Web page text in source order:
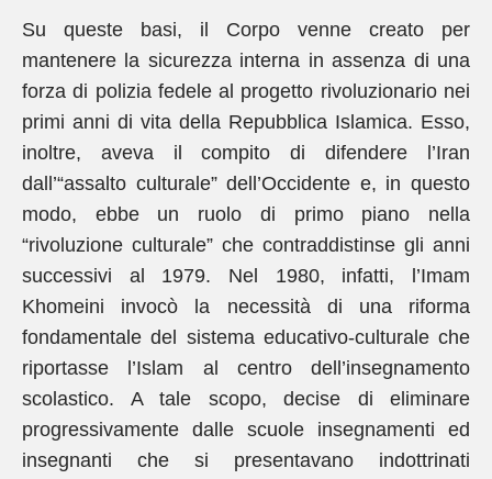
Su queste basi, il Corpo venne creato per
mantenere la sicurezza interna in assenza di una
forza di polizia fedele al progetto rivoluzionario nei
primi anni di vita della Repubblica Islamica. Esso,
inoltre, aveva il compito di difendere l’Iran
dall’“assalto culturale” dell’Occidente e, in questo
modo, ebbe un ruolo di primo piano nella
“rivoluzione culturale” che contraddistinse gli anni
successivi al 1979. Nel 1980, infatti, l’Imam
Khomeini invocò la necessità di una riforma
fondamentale del sistema educativo-culturale che
riportasse l’Islam al centro dell’insegnamento
scolastico. A tale scopo, decise di eliminare
progressivamente dalle scuole insegnamenti ed
insegnanti che si presentavano indottrinati